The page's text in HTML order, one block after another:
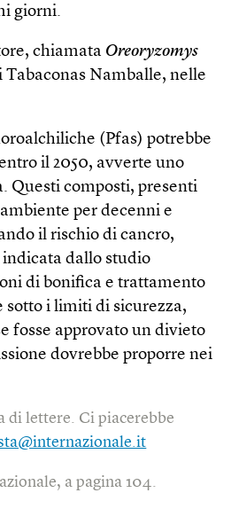
giorni.
chiamata Oreoryzomys
Tabaconas Namballe, nelle
(Pfas) potrebbe
il 2050, avverte uno
Questi composti, presenti
per decenni e
il rischio di cancro,
dallo studio
di bonifica e trattamento
sotto i limiti di sicurezza,
fosse approvato un divieto
dovrebbe proporre nei
di lettere. Ci piacerebbe
a pagina 104.